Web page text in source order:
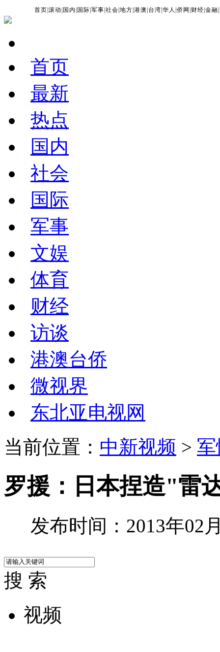
首页 |滚动 国内 国际 |军事 |社会 |地方 |港澳 台湾 |华人 |侨网 财经 |金融 |
首页
最新
热点
国内
社会
国际
军事
文娱
体育
财经
访谈
港澳台侨
微视界
东北亚电视网
当前位置： 中新视频 >
罗援：日本捏造"雷
发布时间：2013年02
搜 索
视频